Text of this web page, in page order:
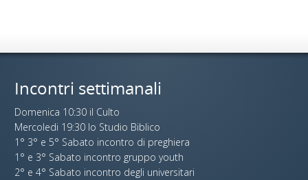
Incontri settimanali
Domenica 10:30 il Culto
Mercoledi 19:30 lo Studio Biblico
1° 3° e 5° Sabato incontro di preghiera
1° e 3° Sabato incontro gruppo youth
2° e 4° Sabato incontro degli universitari